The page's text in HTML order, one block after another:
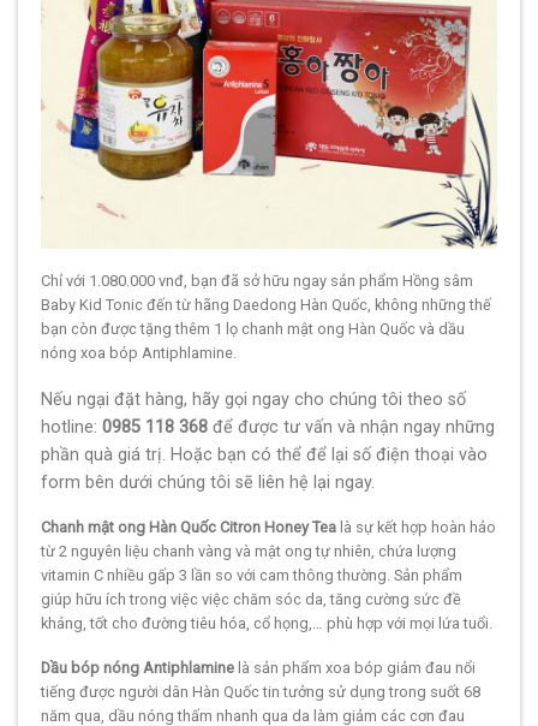
Chỉ với 1.080.000 vnđ, bạn đã sở hữu ngay sản phẩm Hồng sâm
Baby Kid Tonic đến từ hãng Daedong Hàn Quốc, không những thế
bạn còn được tặng thêm 1 lọ chanh mật ong Hàn Quốc và dầu
nóng xoa bóp Antiphlamine.
Nếu ngại đặt hàng, hãy gọi ngay cho chúng tôi theo số
hotline:0985 118 368 để được tư vấn và nhận ngay những
phần quà giá trị. Hoặc bạn có thể để lại số điện thoại vào
form bên dưới chúng tôi sẽ liên hệ lại ngay.
Chanh mật ong Hàn Quốc Citron Honey Tea là sự kết hợp hoàn hảo
từ 2 nguyên liệu chanh vàng và mật ong tự nhiên, chứa lượng
vitamin C nhiều gấp 3 lần so với cam thông thường. Sản phẩm
giúp hữu ích trong việc việc chăm sóc da, tăng cường sức đề
kháng, tốt cho đường tiêu hóa, cổ họng,… phù hợp với mọi lứa tuổi.
Dầu bóp nóng Antiphlamine là sản phẩm xoa bóp giảm đau nổi
tiếng được người dân Hàn Quốc tin tưởng sử dụng trong suốt 68
năm qua, dầu nóng thấm nhanh qua da làm giảm các cơn đau